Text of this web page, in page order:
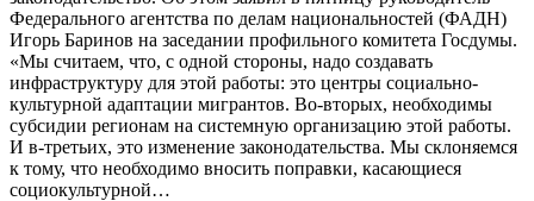
Федерального агентства по делам национальностей (ФАДН)
Игорь Баринов на заседании профильного комитета Госдумы.
«Мы считаем, что, с одной стороны, надо создавать
инфраструктуру для этой работы: это центры социально-
культурной адаптации мигрантов. Во-вторых, необходимы
субсидии регионам на системную организацию этой работы.
И в-третьих, это изменение законодательства. Мы склоняемся
к тому, что необходимо вносить поправки, касающиеся
социокультурной…